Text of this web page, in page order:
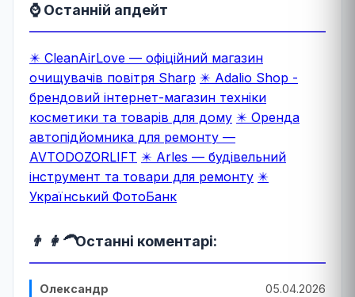
⌚ Останній апдейт
✴️ CleanAirLove — офіційний магазин
очищувачів повітря Sharp ✴️ Adalio Shop -
брендовий інтернет-магазин техніки
косметики та товарів для дому ✴️ Оренда
автопідйомника для ремонту —
AVTODOZORLIFT ✴️ Arles — будівельний
інструмент та товари для ремонту ✴️
Український ФотоБанк
👨 👩‍🦱Останні коментарі:
Олександр 05.04.2026